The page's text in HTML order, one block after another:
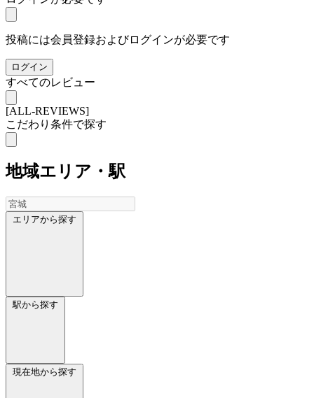
投稿には会員登録およびログインが必要です
ログイン
すべてのレビュー
[ALL-REVIEWS]
こだわり条件で探す
地域エリア・駅
エリアから探す
駅から探す
現在地から探す